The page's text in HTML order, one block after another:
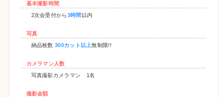
基本撮影時間
2次会受付から3時間 以内
写真
納品枚数300カット以上無制限!!
カメラマン人数
写真撮影カメラマン 1名
撮影金額